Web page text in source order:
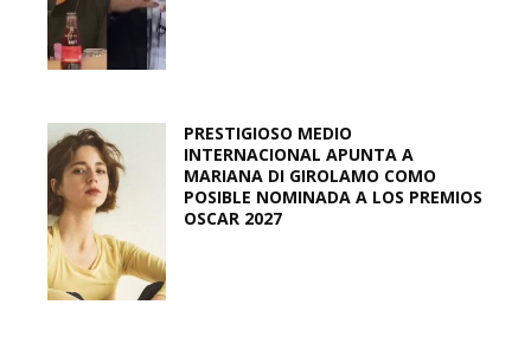
PRESTIGIOSO MEDIO
INTERNACIONAL APUNTA A
MARIANA DI GIROLAMO COMO
POSIBLE NOMINADA A LOS PREMIOS
OSCAR 2027